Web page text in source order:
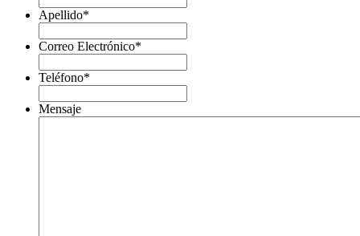
Apellido*
Correo Electrónico*
Teléfono*
Mensaje